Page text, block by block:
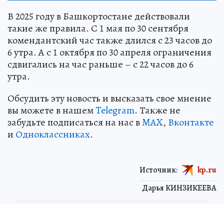
В 2025 году в Башкортостане действовали
такие же правила. С 1 мая по 30 сентября
комендантский час также длился с 23 часов до
6 утра. А с 1 октября по 30 апреля ограничения
сдвигались на час раньше – с 22 часов до 6
утра.
Обсудить эту новость и высказать свое мнение
вы можете в нашемTelegram. Также не
забудьте подписаться на нас вMAX, Вконтакте
и Одноклассниках.
Дарья КИНЗИКЕЕВА
Источник: kp.ru